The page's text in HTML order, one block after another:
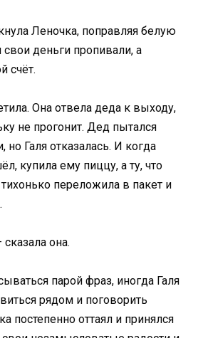
Леночка, поправляя белую
деньги пропивали, а
счёт.
Она отвела деда к выходу,
не прогонит. Дед пытался
но Галя отказалась. И когда
купила ему пиццу, а ту, что
переложила в пакет и
она.
парой фраз, иногда Галя
рядом и поговорить
постепенно оттаял и принялся